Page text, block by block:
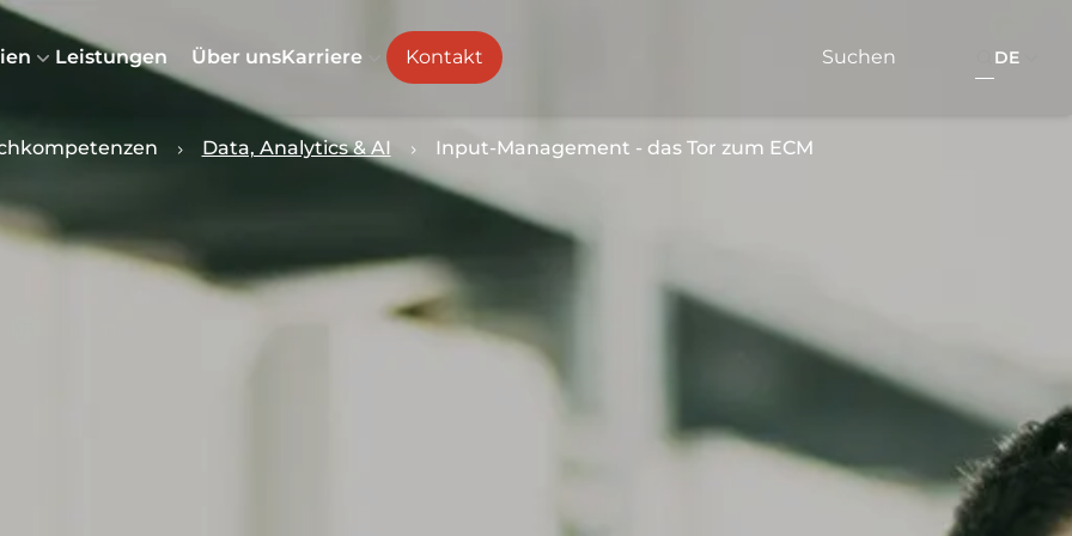
Leistungen Über unsKarriere Kontakt DE
Data, Analytics & AI Input-Management - das Tor zum ECM